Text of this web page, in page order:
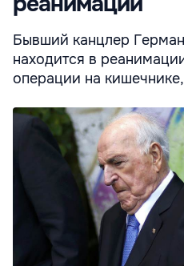
Бывший канцлер
находится в
операции на